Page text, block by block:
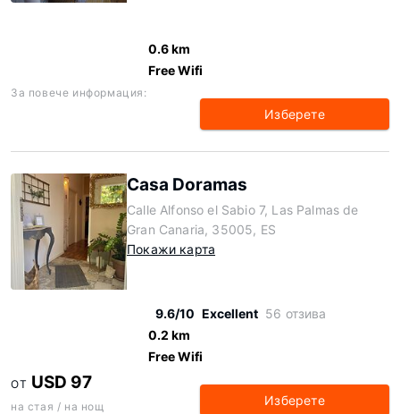
0.6 km
Free Wifi
За повече информация:
Изберете
Casa Doramas
Calle Alfonso el Sabio 7, Las Palmas de
Gran Canaria, 35005, ES
Покажи карта
9.6/10 Excellent 56 отзива
0.2 km
Free Wifi
ОТ USD 97
на стая / на нощ Изберете